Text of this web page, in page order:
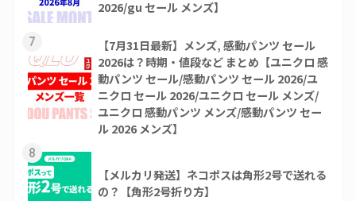
2026/gu セール メンズ】
7
【7月31日最新】メンズ, 感動パンツ セール
2026は？時期・値段など まとめ【ユニクロ 感
動パンツ セール/感動パンツ セール 2026/ユ
ニクロ セール 2026/ユニクロ セール メンズ/
ユニクロ 感動パンツ メンズ/感動パンツ セー
ル 2026 メンズ】
8
【メルカリ発送】ネコポスは角形2号で送れる
の？【角形2号折り方】